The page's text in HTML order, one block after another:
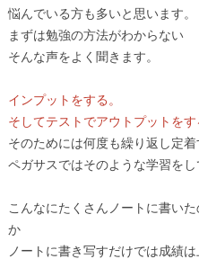
悩んでいる方も多いと思います。
まずは勉強の方法がわからない
そんな声をよく聞きます。
インプットをする。
そしてテストでアウトプットをす
そのためには何度も繰り返し定
ペガサスではそのような学習をし
こんなにたくさんノートに書い
か
ノートに書き写すだけでは成績は